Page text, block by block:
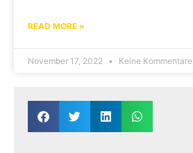
READ MORE »
November 17, 2022 Keine Kommentare